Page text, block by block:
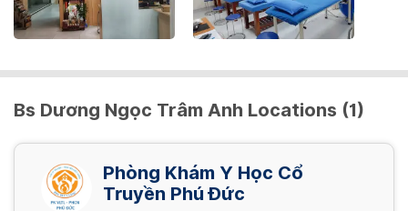
Gói 2 (Điều trị 14 ngày) - Liệu trình 2 - 3
Gói 3 (Điều trị 7 ngày) - Liệu trình 1
3,500,000 VND/ Gói
Gói 3 (Điều trị 7 ngày) - Liệu trình 2 - 3
Bs Dương Ngọc Trâm Anh Locations (1)
Phòng Khám Y Học Cổ
Truyền Phú Đức